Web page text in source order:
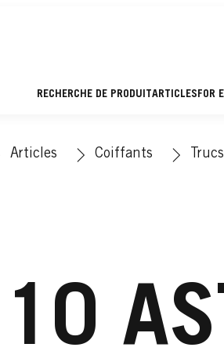
RECHERCHE DE PRODUIT ARTICLESFOR
Articles Coiffants
10